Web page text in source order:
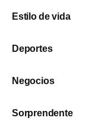
Estilo de vida
Deportes
Negocios
Sorprendente